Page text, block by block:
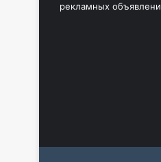
рекламных